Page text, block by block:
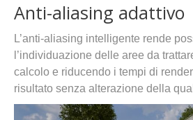
Anti-aliasing adattivo
L’anti-aliasing intelligente rende
l’individuazione delle aree da
calcolo e riducendo i tempi di
risultato senza alterazione della